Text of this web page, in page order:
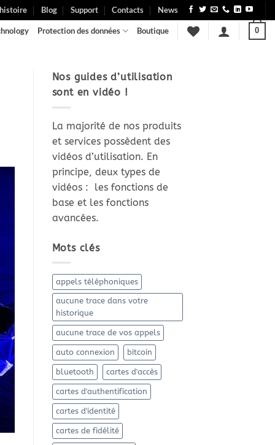
Blog Support Contacts News
Protection des données Boutique 0
Nos guides d’utilisation
sont en vidéo !
La majorité de nos produits
et services possèdent des
vidéos d’utilisation. En
principe, deux types de
vidéos : les fonctions de
base et les fonctions
avancées.
Mots clés
appels téléphoniques
aucune trace dans votre
historique
aucune trace de vos appels
auto connexion bitcoin
bluetooth cartes d'accès
cartes d'authentification
cartes d'identité
cartes de fidélité